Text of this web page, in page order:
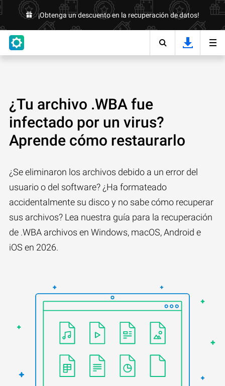
¡Obtenga un descuento en la recuperación de datos!
¿Tu archivo .WBA fue
infectado por un virus?
Aprende cómo restaurarlo
¿Se eliminaron los archivos debido a un error del
usuario o del software? ¿Ha formateado
accidentalmente su disco y no sabe cómo recuperar
sus archivos? Lea nuestra guía para la recuperación
de .WBA archivos en Windows, macOS, Android e
iOS en 2026.